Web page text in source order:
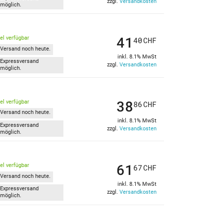
möglich.
verfügbar
Versand noch heute.
Expressversand
möglich.
4140CHF
inkl. 8.1% MwSt
zzgl. Versandkosten
verfügbar
Versand noch heute.
Expressversand
möglich.
3886CHF
inkl. 8.1% MwSt
zzgl. Versandkosten
verfügbar
Versand noch heute.
Expressversand
möglich.
61 67CHF
inkl. 8.1% MwSt
zzgl. Versandkosten